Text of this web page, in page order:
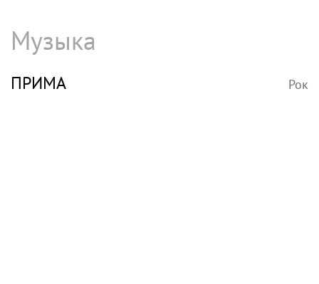
Музыка
ПРИМА Рок